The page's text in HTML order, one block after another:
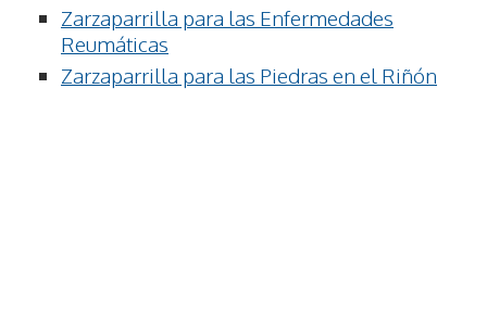
Zarzaparrilla para las Enfermedades
Reumáticas
Zarzaparrilla para las Piedras en el Riñón